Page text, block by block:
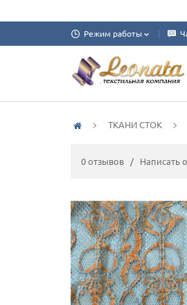
Режим работы
ТКАНИ СТОК
0 отзывов / Написать